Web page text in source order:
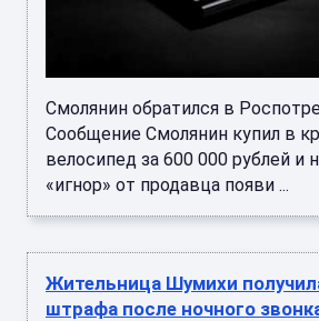
Смолянин обратился в
Сообщение Смолянин купил в
велосипед за 600 000 рублей и
«игнор» от продавца появи ...
Жительница Шумихи
штрафа после ночного